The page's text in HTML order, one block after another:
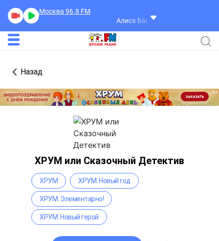
Москва 96.8 FM
Алиса Байбакова
Назад
ХРУМ или Сказочный Детектив
ХРУМ ХРУМ. Новый год
ХРУМ. Элементарно!
ХРУМ. Новый герой